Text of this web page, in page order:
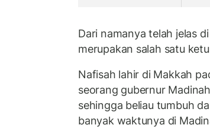
Dari namanya telah jelas
merupakan salah satu
Nafisah lahir di Makkah
seorang gubernur
sehingga beliau tumbuh
banyak waktunya di